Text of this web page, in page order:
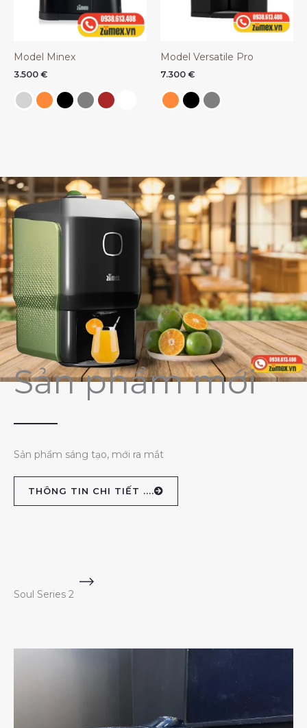
Model Minex
3.500 €
Model Versatile Pro
7.300 €
Sản phẩm mới
Sản phẩm sáng tạo, mới ra mắt
THÔNG TIN CHI TIẾT ....
Soul Series 2